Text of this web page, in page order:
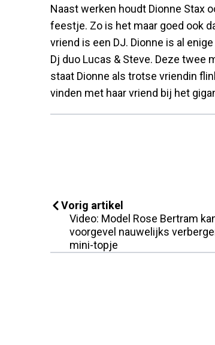
Naast werken houdt Dionne Stax
feestje. Zo is het maar goed ook
vriend is een DJ. Dionne is al
Dj duo Lucas & Steve. Deze twee
staat Dionne als trotse vriendin
vinden met haar vriend bij het
Vorig artikel
Video: Model Rose Bertram
voorgevel nauwelijks
mini-topje